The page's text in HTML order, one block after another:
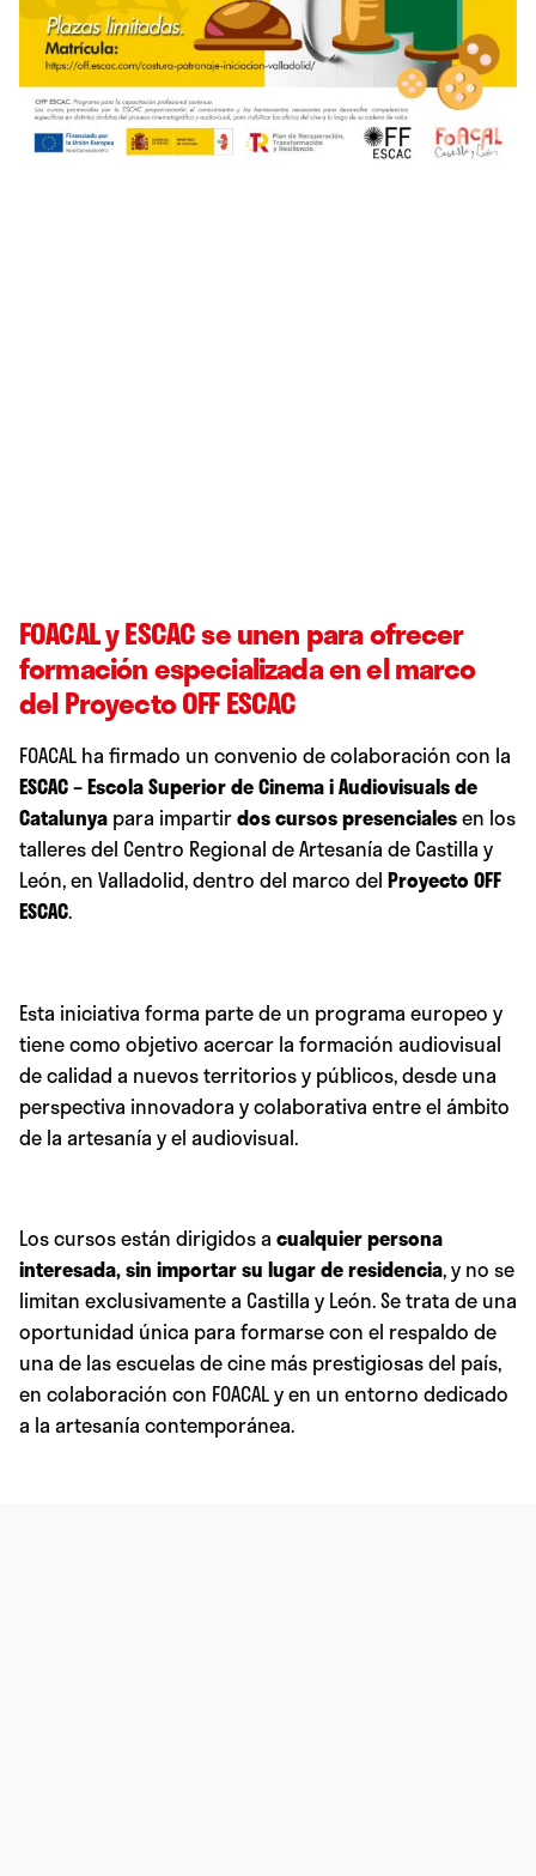
FOACAL y ESCAC se unen para ofrecer
formación especializada en el marco
del Proyecto OFF ESCAC
FOACAL ha firmado un convenio de colaboración con la
ESCAC – Escola Superior de Cinema i Audiovisuals de
Catalunya para impartirdos cursos presencialesen los
talleres del Centro Regional de Artesanía de Castilla y
León, en Valladolid, dentro del marco del Proyecto OFF
ESCAC.
Esta iniciativa forma parte de un programa europeo y
tiene como objetivo acercar la formación audiovisual
de calidad a nuevos territorios y públicos, desde una
perspectiva innovadora y colaborativa entre el ámbito
de la artesanía y el audiovisual.
Los cursos están dirigidos a cualquier persona
interesada, sin importar su lugar de residencia, y no se
limitan exclusivamente a Castilla y León. Se trata de una
oportunidad única para formarse con el respaldo de
una de las escuelas de cine más prestigiosas del país,
en colaboración con FOACAL y en un entorno dedicado
a la artesanía contemporánea.